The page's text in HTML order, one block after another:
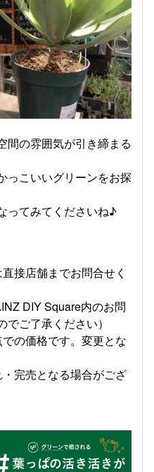
間の雰囲気が引き締まる
っこいいグリーンをお探
ってみてくださいね♪
接店舗までお問合せく
DIY Square内のお問
ご了承ください）
の価格です。変更とな
完売となる場合がござ